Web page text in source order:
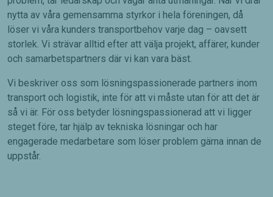
nytta av våra gemensamma styrkor i hela föreningen, då
löser vi våra kunders transportbehov varje dag – oavsett
storlek. Vi strävar alltid efter att välja projekt, affärer, kunder
och samarbetspartners där vi kan vara bäst.
Vi beskriver oss som lösningspassionerade partners inom
transport och logistik, inte för att vi måste utan för att det är
så vi är. För oss betyder lösningspassionerad att vi ligger
steget före, tar hjälp av tekniska lösningar och har
engagerade medarbetare som löser problem gärna innan de
uppstår.